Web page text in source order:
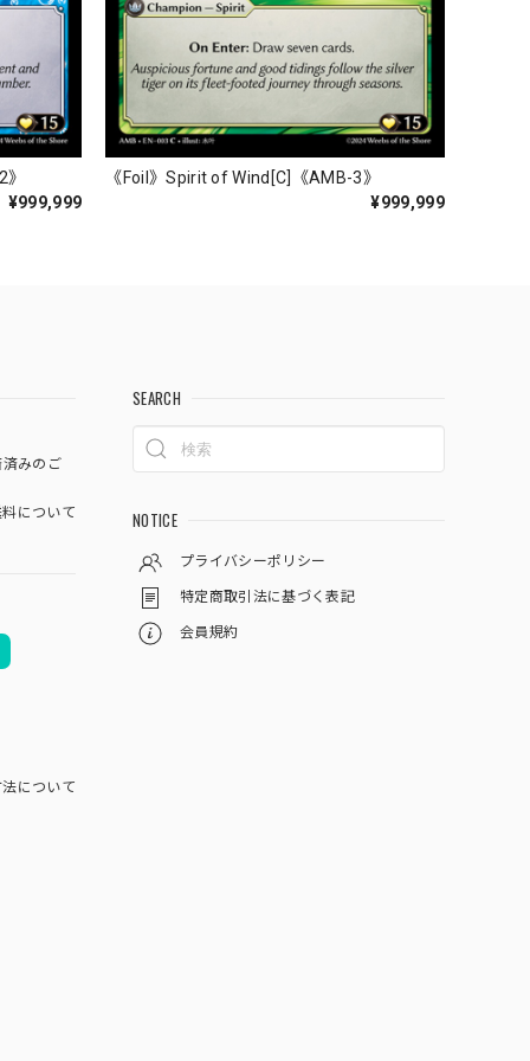
¥999,999
《Foil》Spirit of Wind[C]《AMB-3》
¥999,999
みのご
について
について
SEARCH
NOTICE
プライバシーポリシー
特定商取引法に基づく表記
会員規約